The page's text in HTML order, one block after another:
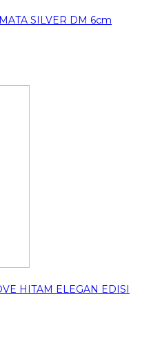
SILVER DM 6cm
HITAM ELEGAN EDISI